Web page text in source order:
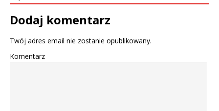
Dodaj komentarz
Twój adres email nie zostanie opublikowany.
Komentarz